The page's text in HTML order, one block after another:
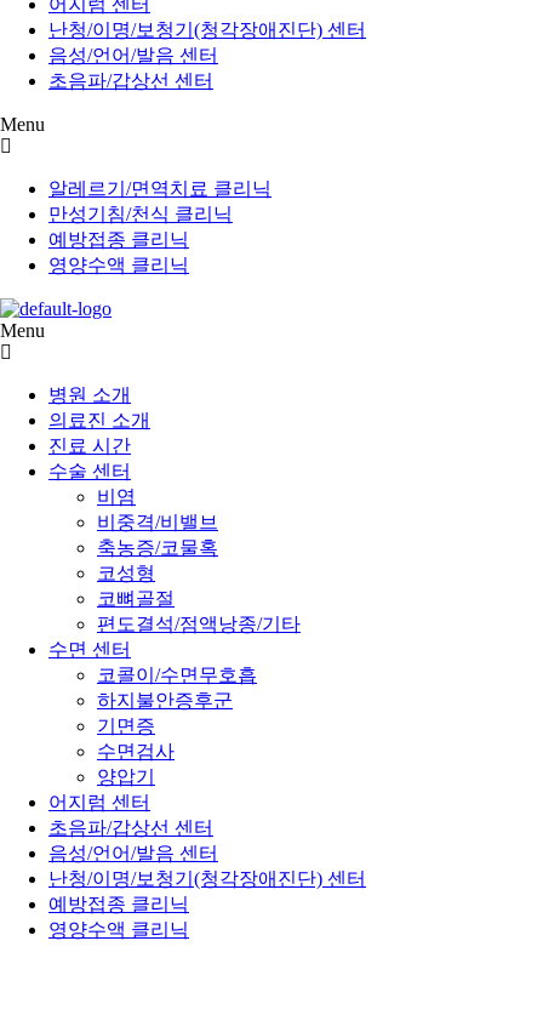
어지럼 센터
난청/이명/보청기(청각장애진단) 센터
음성/언어/발음 센터
초음파/갑상선 센터
Menu
알레르기/면역치료 클리닉
만성기침/천식 클리닉
예방접종 클리닉
영양수액 클리닉
Menu
병원 소개
의료진 소개
진료 시간
수술 센터
비염
비중격/비밸브
축농증/코물혹
코성형
코뼈골절
편도결석/점액낭종/기타
수면 센터
코콜이/수면무호흡
하지불안증후군
기면증
수면검사
양압기
어지럼 센터
초음파/갑상선 센터
음성/언어/발음 센터
난청/이명/보청기(청각장애진단) 센터
예방접종 클리닉
영양수액 클리닉